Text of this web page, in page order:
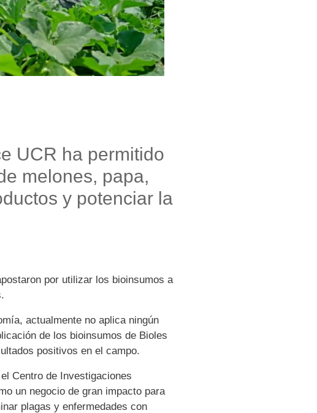
UCR ha permitido
melones, papa,
y potenciar la
por utilizar los bioinsumos a
actualmente no aplica ningún
de los bioinsumos de Bioles
positivos en el campo.
Centro de Investigaciones
un negocio de gran impacto para
plagas y enfermedades con